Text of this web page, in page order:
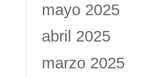
mayo 2025
abril 2025
marzo 2025